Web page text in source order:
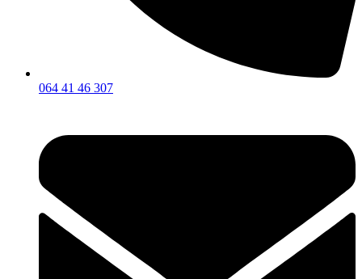
064 41 46 307